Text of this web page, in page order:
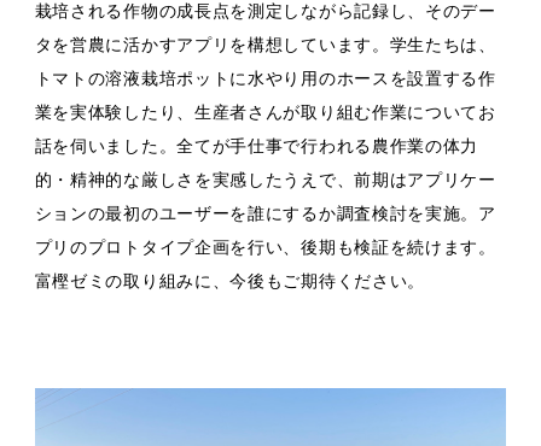
栽培される作物の成長点を測定しながら記録し、そのデー
タを営農に活かすアプリを構想しています。学生たちは、
トマトの溶液栽培ポットに水やり用のホースを設置する作
業を実体験したり、生産者さんが取り組む作業についてお
話を伺いました。全てが手仕事で行われる農作業の体力
的・精神的な厳しさを実感したうえで、前期はアプリケー
ションの最初のユーザーを誰にするか調査検討を実施。ア
プリのプロトタイプ企画を行い、後期も検証を続けます。
富樫ゼミの取り組みに、今後もご期待ください。